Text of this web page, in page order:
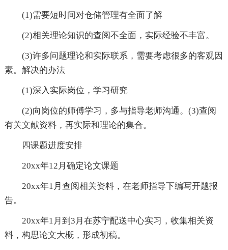
(1)需要短时间对仓储管理有全面了解
(2)相关理论知识的查阅不全面，实际经验不丰富。
(3)许多问题理论和实际联系，需要考虑很多的客观因
素。解决的办法
(1)深入实际岗位，学习研究
(2)向岗位的师傅学习，多与指导老师沟通。(3)查阅
有关文献资料，再实际和理论的集合。
四课题进度安排
20xx年12月确定论文课题
20xx年1月查阅相关资料，在老师指导下编写开题报
告。
20xx年1月到3月在苏宁配送中心实习，收集相关资
料，构思论文大概，形成初稿。